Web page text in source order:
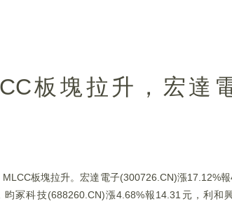
板塊拉升，宏達
MLCC板塊拉升。宏達電子(300726.CN)漲
冢科技(688260.CN)漲4.68%報14.31元，利